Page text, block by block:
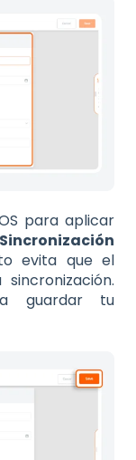
para aplicar
evita que el
guardar tu